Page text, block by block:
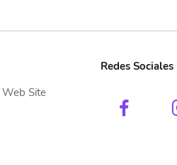
Web Site
Redes Sociales